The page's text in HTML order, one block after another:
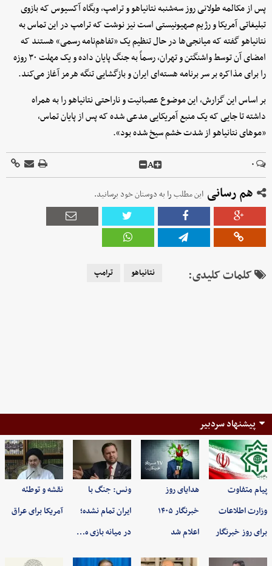
پس از مکالمه طولانی روز سه‌شنبه نتانیاهو و ترامپ، وبگاه آکسیوس که بازوی
تبلیغاتی آمریکا و رژیم صهیونیستی است نیز نوشت که ترامپ در این تماس به
نتانیاهو گفته که میانجی‌ها در حال تنظیم یک «تفاهم‌نامه رسمی» هستند که
امضای آن توسط واشنگتن و تهران، رسماً به جنگ پایان داده و یک مهلت ۳۰ روزه
را برای مذاکره بر سر برنامه هسته‌ای ایران و بازگشایی تنگه هرمز آغاز می‌کند.
بر اساس این گزارش، این موضوع عصبانیت و ناراحتی نتانیاهو را به همراه
داشته تا جایی که یک منبع آمریکایی مدعی شده که پس از پایان تماس،
«موهای نتانیاهو از شدت خشم سیخ شده بود».
۰ A
هم رسانی این مطلب را به دوستان خود برسانید.
کلمات کلیدی: نتانیاهو ترامپ
پیشنهاد سردبیر
پیام متفاوت
وزارت اطلاعات
برای روز خبرنگار
هدایای روز
خبرنگار ۱۴۰۵
اعلام شد
ونس: جنگ با
ایران تمام نشده؛
در میانه بازی ه…
نقشه و توطئه
آمریکا برای عراق